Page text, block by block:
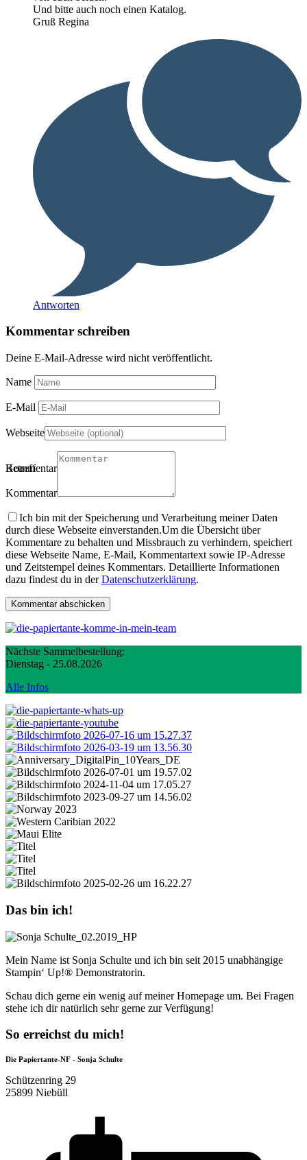
Und bitte auch noch einen Katalog.
Gruß Regina
Antworten
Kommentar schreiben
Deine E-Mail-Adresse wird nicht veröffentlicht.
Name
E-Mail
Webseite
Betreff
Kommentartitel
Kommentar
Ich bin mit der Speicherung und Verarbeitung meiner Daten
durch diese Webseite einverstanden.Um die Übersicht über
Kommentare zu behalten und Missbrauch zu verhindern, speichert
diese Webseite Name, E-Mail, Kommentartext sowie IP-Adresse
und Zeitstempel deines Kommentars. Detaillierte Informationen
dazu findest du in derDatenschutzerklärung.
Nächste Sammelbestellung:
Dienstag - 25.08.2026
Alle Infos
Das bin ich!
Mein Name ist Sonja Schulte und ich bin seit 2015 unabhängige
Stampin‘ Up!® Demonstratorin.
Schau dich gerne ein wenig auf meiner Homepage um. Bei Fragen
stehe ich dir natürlich sehr gerne zur Verfügung!
So erreichst du mich!
Die Papiertante-NF - Sonja Schulte
Schützenring 29
25899 Niebüll